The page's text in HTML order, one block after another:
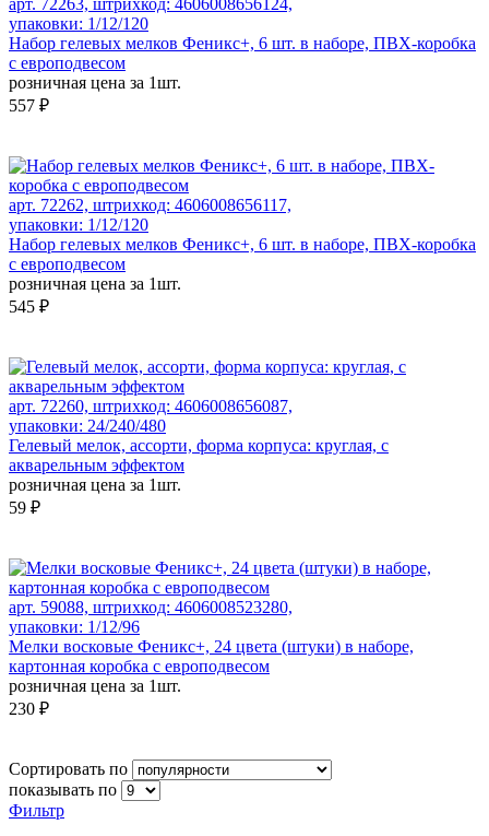
упаковки: 1/12/120
Набор гелевых мелков Феникс+, 6 шт. в наборе, ПВХ-коробка
с европодвесом
розничная цена за 1шт.
557 ₽
арт. 72262, штрихкод: 4606008656117,
упаковки: 1/12/120
Набор гелевых мелков Феникс+, 6 шт. в наборе, ПВХ-коробка
с европодвесом
розничная цена за 1шт.
545 ₽
арт. 72260, штрихкод: 4606008656087,
упаковки: 24/240/480
Гелевый мелок, ассорти, форма корпуса: круглая, с
акварельным эффектом
розничная цена за 1шт.
59 ₽
арт. 59088, штрихкод: 4606008523280,
упаковки: 1/12/96
Мелки восковые Феникс+, 24 цвета (штуки) в наборе,
картонная коробка с европодвесом
розничная цена за 1шт.
230 ₽
Сортировать по
показывать по
Фильтр